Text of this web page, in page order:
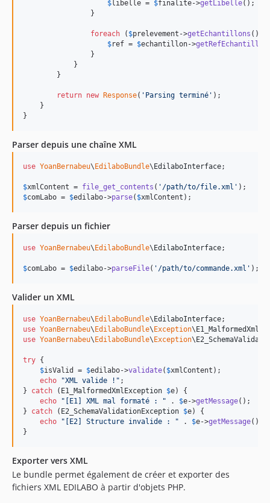
$libelle = $finalite->getLibelle();
                }
foreach ( $prelevement ->getEchantillons ()
$ref = $echantillon->
                }
            }
        }
return new Response( ' Parsing terminé ' );
    }
}
Parser depuis une chaîne XML
use YoanBernabeu\ EdilaboBundle\ EdilaboInterface;
$xmlContent = file_get_contents ( ' /path/to/file.xml '
$comLabo = $edilabo->parse( $xmlContent );
Parser depuis un fichier
use YoanBernabeu\ EdilaboBundle\ EdilaboInterface;
$comLabo = $edilabo->parseFile( ' /path/to/commande.xml ' );
Valider un XML
use YoanBernabeu\ EdilaboBundle\ EdilaboInterface
use YoanBernabeu\ EdilaboBundle\ Exception\
use YoanBernabeu\ EdilaboBundle\ Exception\
try {
$isValid = $edilabo->validate( $xmlContent );
echo
"XML valide ! " ;
} catch ( E1_MalformedXmlException $e) {
echo
" [E1] XML mal formaté : " . $e->getMessage();
} catch ( E2_SchemaValidationException $e) {
echo
" [E2] Structure invalide : " . $e->getMessage();
}
Exporter vers XML
Le bundle permet également de créer et exporter des
fichiers XML EDILABO à partir d'objets PHP.